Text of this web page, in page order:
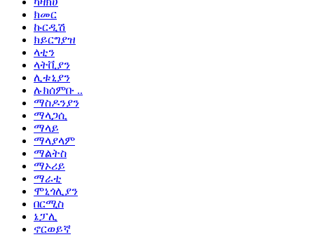
ክመር
ኩርዲሽ
ክይርግያዝ
ላቲን
ላትቪያን
ሊቱኒያን
ሉክሰምቡ ..
ማስዶንያን
ማላጋሲ
ማላይ
ማላያላም
ማልትስ
ማኦሪይ
ማራቲ
ሞኒጎሊያን
በርሚስ
ኔፓሊ
ኖርወይኛ